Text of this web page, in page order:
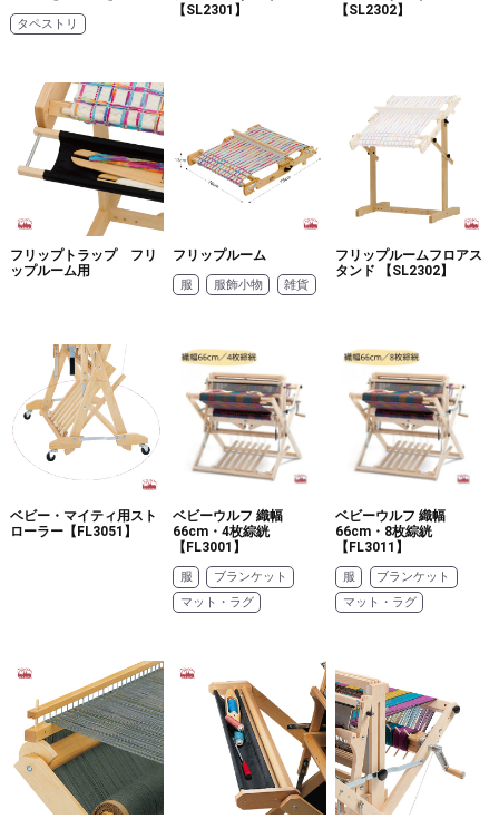
タペストリ
【SL2301】
【SL2302】
フリップトラップ フリ
ップルーム用
フリップルーム
服 服飾小物 雑貨
フリップルームフロアス
タンド 【SL2302】
ベビー・マイティ用スト
ローラー【FL3051】
ベビーウルフ 織幅
66cm・4枚綜絖
【FL3001】
服
ブランケット
マット・ラグ
ベビーウルフ 織幅
66cm・8枚綜絖
【FL3011】
服
ブランケット
マット・ラグ